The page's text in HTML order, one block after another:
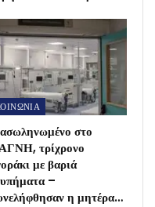
στο
τρίχρονο
με βαριά
–
η μητέρα…